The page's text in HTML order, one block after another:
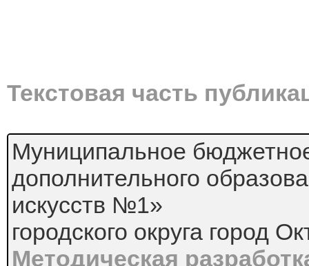
Текстовая часть
Муниципальное
дополнительного
искусств №1»
городского округа город
Методическая